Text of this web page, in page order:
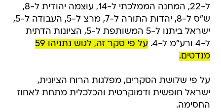
ל-22, המחנה הממלכתי ל-14, עוצמה יהודית ל-8,
ש"ס ל-8, יהדות התורה ל-7, מרצ ל-5, העבודה ל-5,
ישראל ביתנו ל-5 המשותפת ל-5, הציונות הדתית
ל-4 ורע"מ ל-4.
על פי סקר זה, לגוש נתניהו 59
מנדטים.
על פי שלושת הסקרים, מפלגות הרוח הציונית,
ישראל חופשית ודמוקרטית והכלכלית מתחת לאחוז
החסימה.